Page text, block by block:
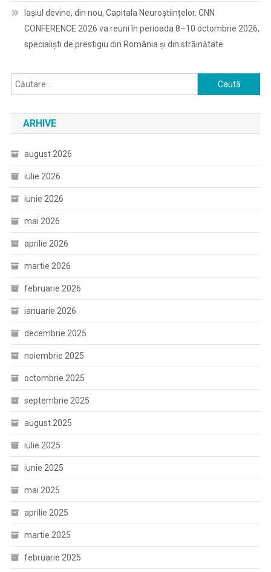
Iașiul devine, din nou, Capitala Neuroștiințelor. CNN
CONFERENCE 2026 va reuni în perioada 8–10 octombrie 2026,
specialiști de prestigiu din România și din străinătate
Caută
după:
ARHIVE
august 2026
iulie 2026
iunie 2026
mai 2026
aprilie 2026
martie 2026
februarie 2026
ianuarie 2026
decembrie 2025
noiembrie 2025
octombrie 2025
septembrie 2025
august 2025
iulie 2025
iunie 2025
mai 2025
aprilie 2025
martie 2025
februarie 2025